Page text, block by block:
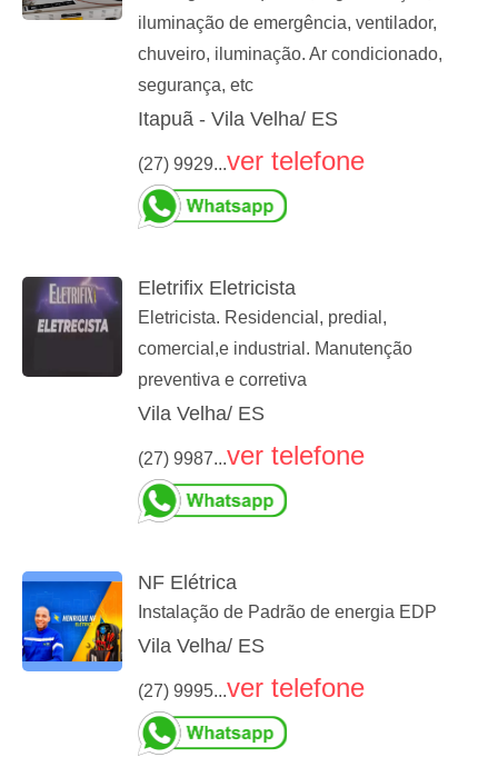
iluminação de emergência, ventilador,
chuveiro, iluminação. Ar condicionado,
segurança, etc
Itapuã - Vila Velha/ ES
(27) 9929...ver telefone
Eletrifix Eletricista
Eletricista. Residencial, predial,
comercial,e industrial. Manutenção
preventiva e corretiva
Vila Velha/ ES
(27) 9987...ver telefone
NF Elétrica
Instalação de Padrão de energia EDP
Vila Velha/ ES
(27) 9995...ver telefone